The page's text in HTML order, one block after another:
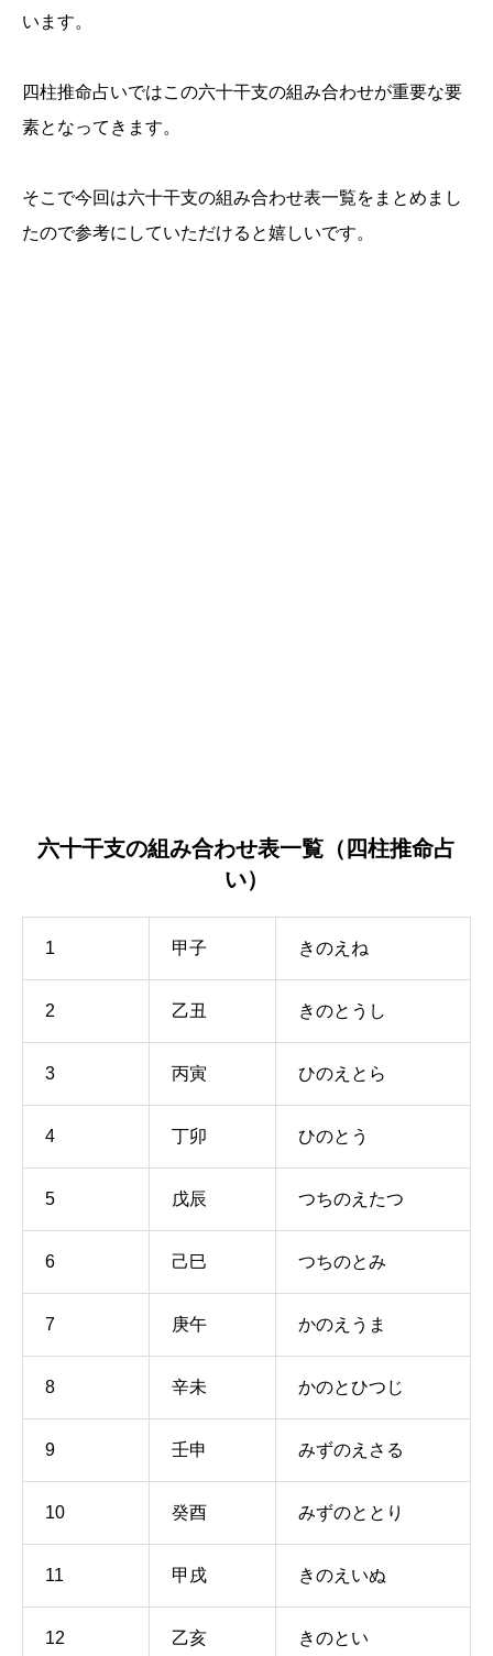
います。
四柱推命占いではこの六十干支の組み合わせが重要な要
素となってきます。
そこで今回は六十干支の組み合わせ表一覧をまとめまし
たので参考にしていただけると嬉しいです。
六十干支の組み合わせ表一覧（四柱推命占
い）
1 甲子 きのえね
2 乙丑 きのとうし
3 丙寅 ひのえとら
4 丁卯 ひのとう
5 戊辰 つちのえたつ
6 己巳 つちのとみ
7 庚午 かのえうま
8 辛未 かのとひつじ
9 壬申 みずのえさる
10 癸酉 みずのととり
11 甲戌 きのえいぬ
12 乙亥 きのとい